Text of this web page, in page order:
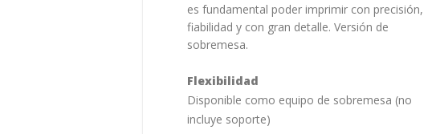
es fundamental poder imprimir con precisión,
fiabilidad y con gran detalle. Versión de
sobremesa.
Flexibilidad
Disponible como equipo de sobremesa (no
incluye soporte)